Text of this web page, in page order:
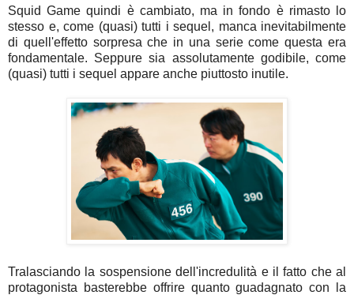
Squid Game quindi è cambiato, ma in fondo è rimasto lo
stesso e, come (quasi) tutti i sequel, manca inevitabilmente
di quell'effetto sorpresa che in una serie come questa era
fondamentale. Seppure sia assolutamente godibile, come
(quasi) tutti i sequel appare anche piuttosto inutile.
Tralasciando la sospensione dell'incredulità e il fatto che al
protagonista basterebbe offrire quanto guadagnato con la